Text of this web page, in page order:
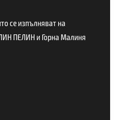
се изпълняват на
ПЕЛИН и Горна Малиня